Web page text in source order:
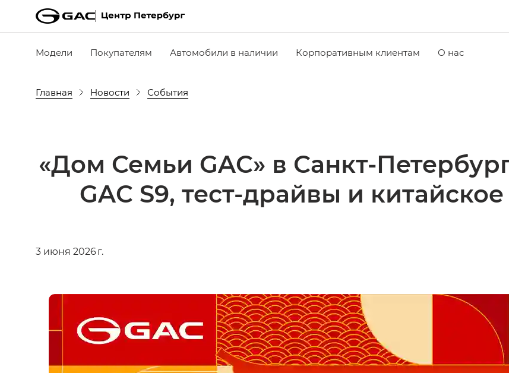
Модели Покупателям Автомобили в наличии Корпоративным клиентам О нас
Главная Новости События
«Дом Семьи GAC» в Санкт-
GAC S9, тест-драйвы и
3 июня 2026 г.